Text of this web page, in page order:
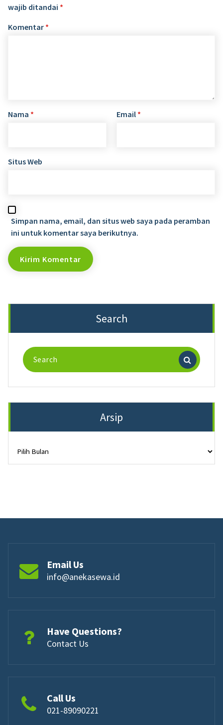
wajib ditandai *
Komentar *
Nama * Email *
Situs Web
Simpan nama, email, dan situs web saya pada peramban
ini untuk komentar saya berikutnya.
Search
Search
for:
Arsip
Email Us
info@anekasewa.id
Have Questions?
Contact Us
Call Us
021-89090221